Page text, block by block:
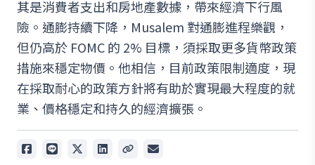
其是消費者支出和房地產數據，帶來經濟下行風
險。通膨持續下降，Musalem 對通膨進程樂觀，
但仍高於 FOMC 的 2% 目標，須採取更多貨幣政策
措施來穩定物價。他相信，目前政策限制適度，現
在採取耐心的政策方針將有助於實現最大程度的就
業、價格穩定和持久的經濟擴張。